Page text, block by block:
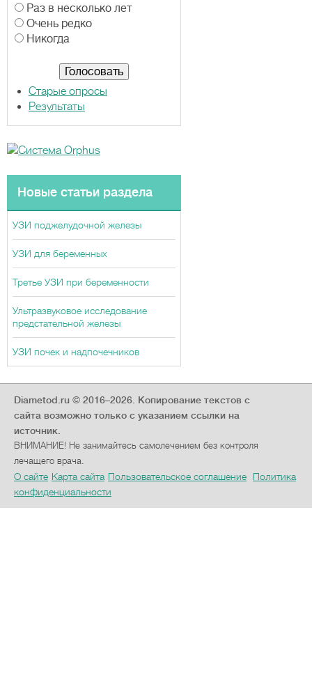
р
и
а
Раз в несколько лет
Очень редко
Никогда
Старые опросы
Результаты
Новые статьи раздела
УЗИ поджелудочной железы
УЗИ для беременных
Третье УЗИ при беременности
Ультразвуковое исследование
предстательной железы
УЗИ почек и надпочечников
Diametod.ru © 2016–2026. Копирование текстов с
сайта возможно только с указанием ссылки на
источник.
ВНИМАНИЕ! Не занимайтесь самолечением без контроля
лечащего врача.
О сайте Карта сайта Пользовательское соглашение
Политика
конфиденциальности